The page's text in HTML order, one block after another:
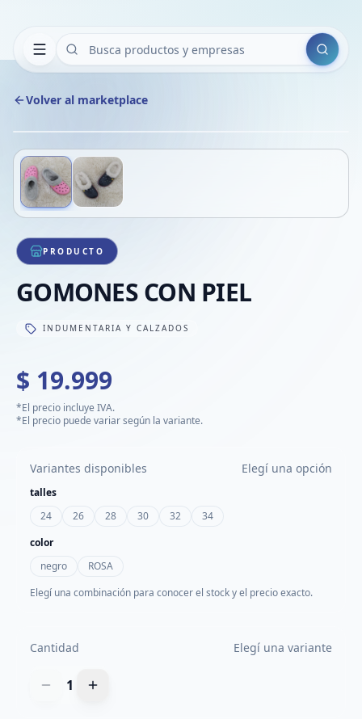
Buscar
Volver al marketplace
1/2
PRODUCTO
GOMONES CON PIEL
INDUMENTARIA Y CALZADOS
$ 19.999
*El precio incluye IVA.
*El precio puede variar según la variante.
Variantes disponibles Elegí una opción
talles
24
26 28 30 32
34
color
negro
ROSA
Elegí una combinación para conocer el stock y el precio exacto.
Cantidad Elegí una variante
1